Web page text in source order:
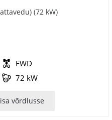
(72 kW)
FWD
72 kW
võrdlusse